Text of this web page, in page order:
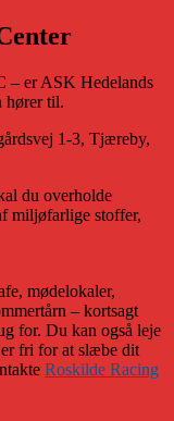
– er ASK Hedelands
hører til.
1-3, Tjæreby,
du overholde
miljøfarlige stoffer,
mødelokaler,
– kortsagt
for. Du kan også leje
er fri for at slæbe dit
Roskilde Racing